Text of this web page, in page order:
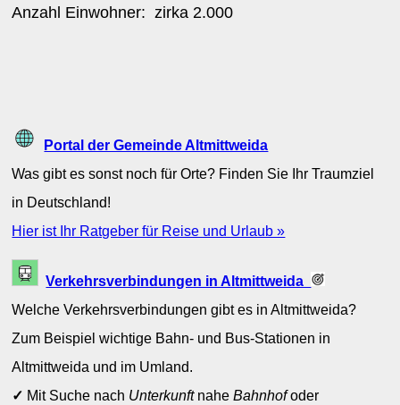
Anzahl Einwohner: zirka 2.000
Portal der Gemeinde Altmittweida
Was gibt es sonst noch für Orte? Finden Sie Ihr Traumziel
in Deutschland!
Hier ist Ihr Ratgeber für Reise und Urlaub »
Verkehrsverbindungen in Altmittweida
Welche Verkehrsverbindungen gibt es in Altmittweida?
Zum Beispiel wichtige Bahn- und Bus-Stationen in
Altmittweida und im Umland.
✓ Mit Suche nach UnterkunftnaheBahnhofoder